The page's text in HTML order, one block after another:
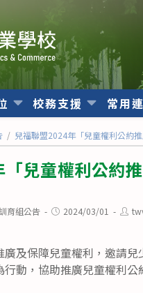
校務支援 常用
/ 兒福聯盟2024年「兒童權利公約
兒童權利公約
育組公告
Post2024/03/01
Post
廣及保障兒童權利，邀請
動，協助推廣兒童權利公